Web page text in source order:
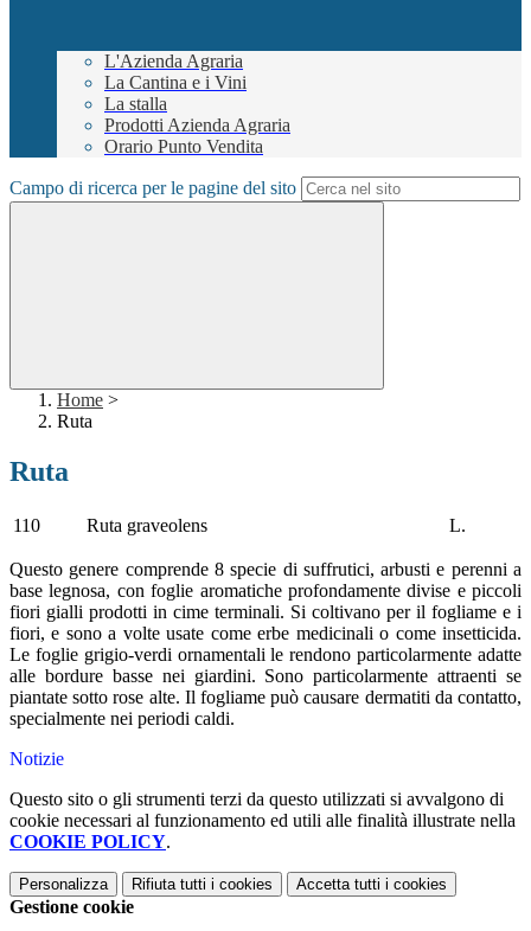
L'Azienda Agraria
La Cantina e i Vini
La stalla
Prodotti Azienda Agraria
Orario Punto Vendita
Campo di ricerca per le pagine del sito
Home >
Ruta
Ruta
110 Ruta graveolens L.
Questo genere comprende 8 specie di suffrutici, arbusti e perenni a
base legnosa, con foglie aromatiche profondamente divise e piccoli
fiori gialli prodotti in cime terminali. Si coltivano per il fogliame e i
fiori, e sono a volte usate come erbe medicinali o come insetticida.
Le foglie grigio-verdi ornamentali le rendono particolarmente adatte
alle bordure basse nei giardini. Sono particolarmente attraenti se
piantate sotto rose alte. Il fogliame può causare dermatiti da contatto,
specialmente nei periodi caldi.
Notizie
Questo sito o gli strumenti terzi da questo utilizzati si avvalgono di
cookie necessari al funzionamento ed utili alle finalità illustrate nella
COOKIE POLICY.
Personalizza Rifiuta tutti i cookies Accetta tutti i cookies
Gestione cookie